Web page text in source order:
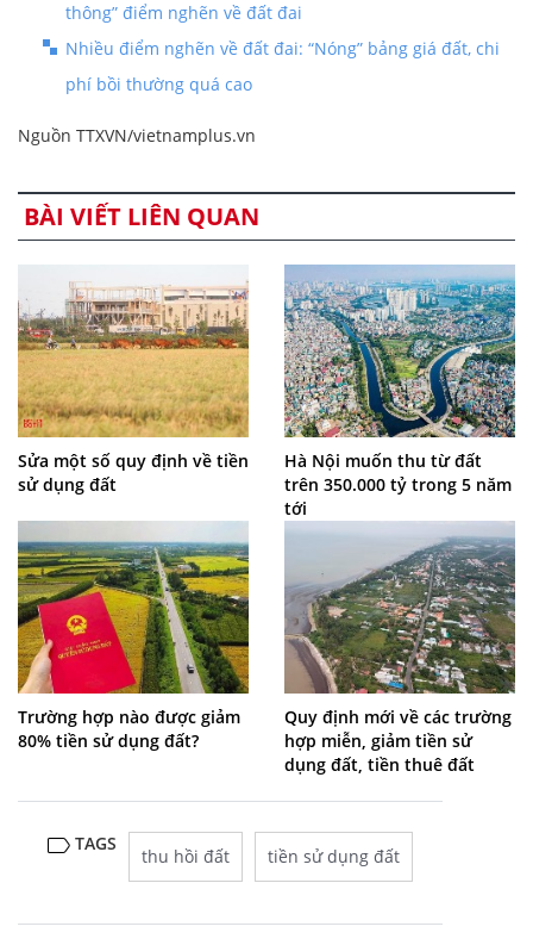
thông” điểm nghẽn về đất đai
Nhiều điểm nghẽn về đất đai: “Nóng” bảng giá đất, chi
phí bồi thường quá cao
Nguồn TTXVN/vietnamplus.vn
BÀI VIẾT LIÊN QUAN
Sửa một số quy định về tiền
sử dụng đất
Hà Nội muốn thu từ đất
trên 350.000 tỷ trong 5 năm
tới
Trường hợp nào được giảm
80% tiền sử dụng đất?
Quy định mới về các trường
hợp miễn, giảm tiền sử
dụng đất, tiền thuê đất
TAGS
thu hồi đất tiền sử dụng đất